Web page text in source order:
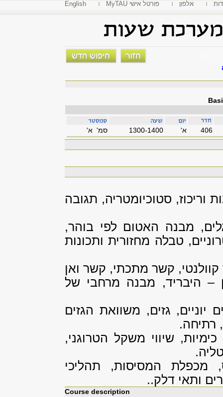
English MyTAU פורטל אישי אלפון
סמ' א' 1300-1400 'א 406
וריכוז, סטוכיומטריה, תגובה
מבנה האטום לפי בוהר,
טבלה מחזורית ותכונות
קשר מתכתי, קשר ואן
– היבריד, מבנה מרחבי של
גזים, משוואת הגזים
רתיחה.
שיווי משקל הטרוגני,
מכפלת המסיסות, תהליכי
ותאי דלק..
Course description